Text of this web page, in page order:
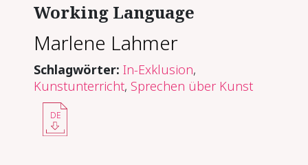
Working Language
Marlene Lahmer
Schlagwörter:In-Exklusion,
Kunstunterricht, Sprechen über Kunst
DE